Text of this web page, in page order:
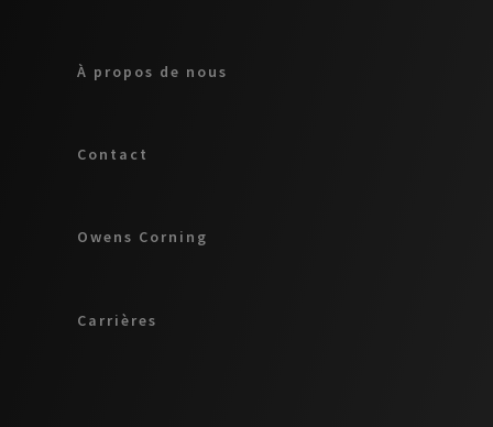
À propos de nous
Contact
Owens Corning
Carrières